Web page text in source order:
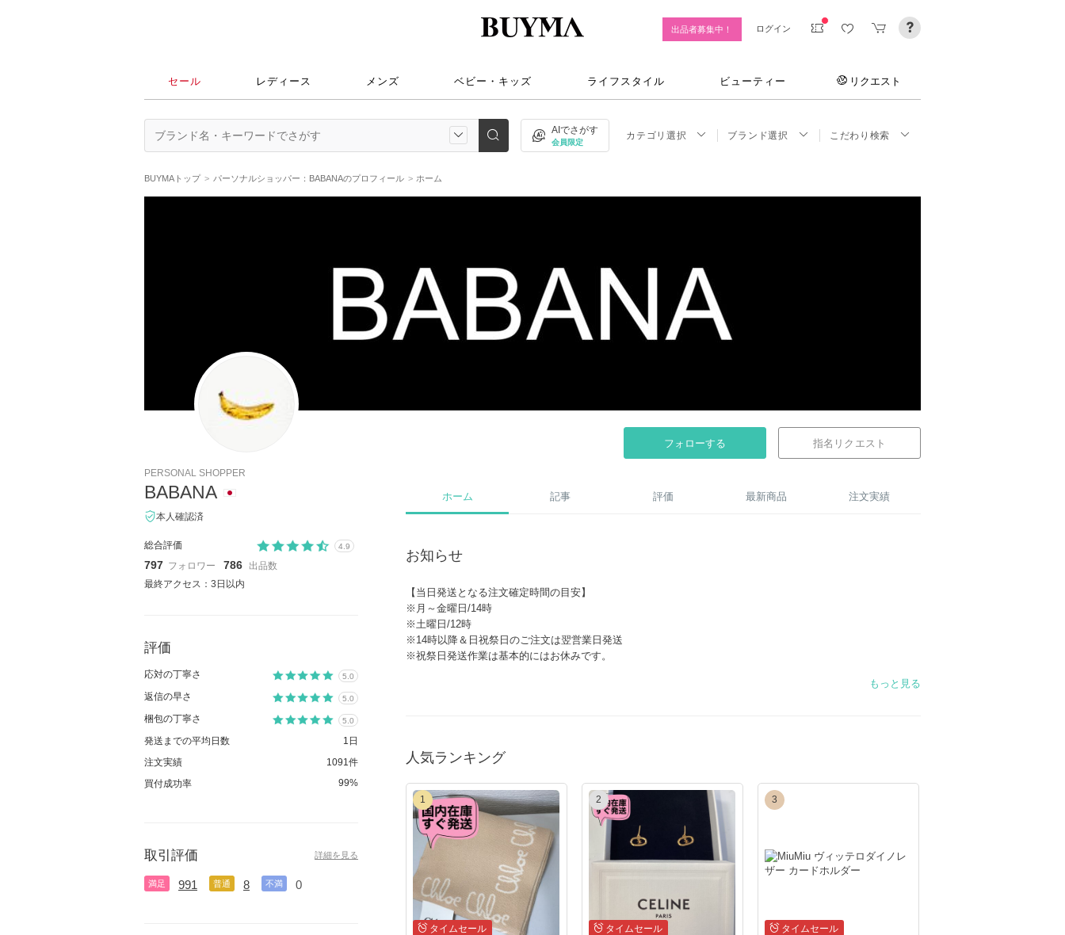
出品者募集中！ ログイン
セール レディース メンズ ベビー・キッズ ライフスタイル ビューティー リクエスト
AIでさがす
会員限定
カテゴリ選択 ブランド選択 こだわり検索
BUYMAトップ パーソナルショッパー：BABANAのプロフィール ホーム
フォローする 指名リクエスト
PERSONAL SHOPPER
BABANA
本人確認済
総合評価 4.9
797 フォロワー 786 出品数
最終アクセス：3日以内
評価
応対の丁寧さ 5.0
返信の早さ 5.0
梱包の丁寧さ 5.0
発送までの平均日数
1日
注文実績
1091件
買付成功率
99%
取引評価 詳細を見る
満足 991 普通 8 不満 0
ホーム 記事 評価 最新商品 注文実績
お知らせ
【当日発送となる注文確定時間の目安】
※月～金曜日/14時
※土曜日/12時
※14時以降＆日祝祭日のご注文は翌営業日発送
※祝祭日発送作業は基本的にはお休みです。
もっと見る
人気ランキング
1
タイムセール
2
タイムセール
3
タイムセール